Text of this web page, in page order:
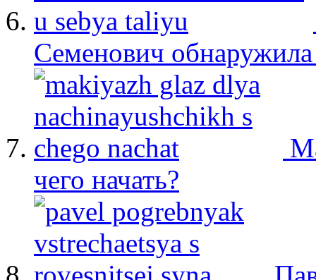
Семенович
чего начать?